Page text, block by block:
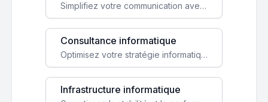
Simplifiez votre communication avec une solution VoIP flexible, économique et adaptée à vos besoins professionnels.
Consultance informatique
Optimisez votre stratégie informatique avec l'expertise de nos consultants pour améliorer votre efficacité et sécurité.
Infrastructure informatique